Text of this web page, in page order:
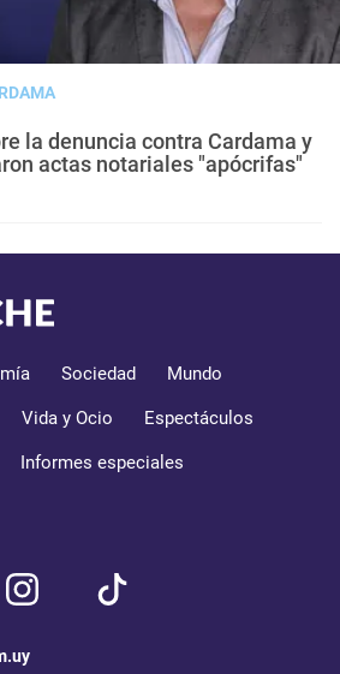
la denuncia contra Cardama y
actas notariales "apócrifas"
Sociedad Mundo
Vida y Ocio Espectáculos
Informes especiales